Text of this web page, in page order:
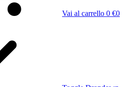
Vai al carrello 0 €0